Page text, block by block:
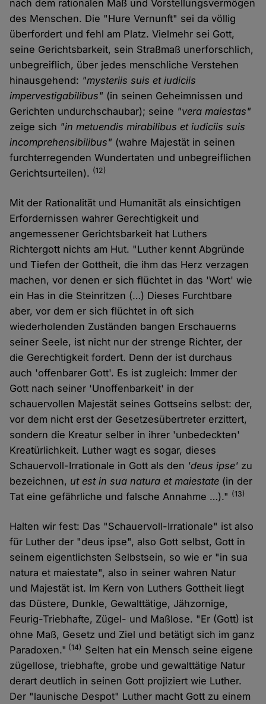
nach dem rationalen Maß und Vorstellungsvermögen
des Menschen. Die "Hure Vernunft" sei da völlig
überfordert und fehl am Platz. Vielmehr sei Gott,
seine Gerichtsbarkeit, sein Straßmaß unerforschlich,
unbegreiflich, über jedes menschliche Verstehen
hinausgehend: "mysteriis suis et iudiciis
impervestigabilibus" (in seinen Geheimnissen und
Gerichten undurchschaubar); seine "vera maiestas"
zeige sich "in metuendis mirabilibus et iudiciis suis
incomprehensibilibus" (wahre Majestät in seinen
furchterregenden Wundertaten und unbegreiflichen
Gerichtsurteilen). (12)
Mit der Rationalität und Humanität als einsichtigen
Erfordernissen wahrer Gerechtigkeit und
angemessener Gerichtsbarkeit hat Luthers
Richtergott nichts am Hut. "Luther kennt Abgründe
und Tiefen der Gottheit, die ihm das Herz verzagen
machen, vor denen er sich flüchtet in das 'Wort' wie
ein Has in die Steinritzen (…) Dieses Furchtbare
aber, vor dem er sich flüchtet in oft sich
wiederholenden Zuständen bangen Erschauerns
seiner Seele, ist nicht nur der strenge Richter, der
die Gerechtigkeit fordert. Denn der ist durchaus
auch 'offenbarer Gott'. Es ist zugleich: Immer der
Gott nach seiner 'Unoffenbarkeit' in der
schauervollen Majestät seines Gottseins selbst: der,
vor dem nicht erst der Gesetzesübertreter erzittert,
sondern die Kreatur selber in ihrer 'unbedeckten'
Kreatürlichkeit. Luther wagt es sogar, dieses
Schauervoll-Irrationale in Gott als den 'deus ipse' zu
bezeichnen, ut est in sua natura et maiestate (in der
Tat eine gefährliche und falsche Annahme …)." (13)
Halten wir fest: Das "Schauervoll-Irrationale" ist also
für Luther der "deus ipse", also Gott selbst, Gott in
seinem eigentlichsten Selbstsein, so wie er "in sua
natura et maiestate", also in seiner wahren Natur
und Majestät ist. Im Kern von Luthers Gottheit liegt
das Düstere, Dunkle, Gewalttätige, Jähzornige,
Feurig-Triebhafte, Zügel- und Maßlose. "Er (Gott) ist
ohne Maß, Gesetz und Ziel und betätigt sich im ganz
Paradoxen." (14) Selten hat ein Mensch seine eigene
zügellose, triebhafte, grobe und gewalttätige Natur
derart deutlich in seinen Gott projiziert wie Luther.
Der "launische Despot" Luther macht Gott zu einem